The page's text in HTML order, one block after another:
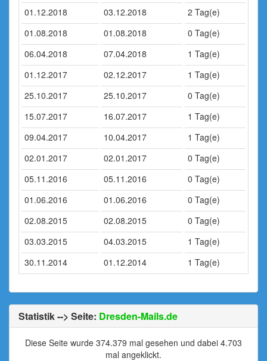
01.12.2018
03.12.2018
2 Tag(e)
01.08.2018
01.08.2018
0 Tag(e)
06.04.2018
07.04.2018
1 Tag(e)
01.12.2017
02.12.2017
1 Tag(e)
25.10.2017
25.10.2017
0 Tag(e)
15.07.2017
16.07.2017
1 Tag(e)
09.04.2017
10.04.2017
1 Tag(e)
02.01.2017
02.01.2017
0 Tag(e)
05.11.2016
05.11.2016
0 Tag(e)
01.06.2016
01.06.2016
0 Tag(e)
02.08.2015
02.08.2015
0 Tag(e)
03.03.2015
04.03.2015
1 Tag(e)
30.11.2014
01.12.2014 1 Tag(e)
Statistik --> Seite: Dresden-Mails.de
Diese Seite wurde 374.379 mal gesehen und dabei 4.703
mal angeklickt.